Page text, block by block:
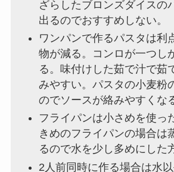
ざらしたブロンズダイスの
出るのでおすすめしない。
ワンパンで作るパスタは利
物が減る。コンロが一つし
る。味付けした茹で汁で茹
みやすい。パスタの小麦粉
のでソースが絡みやすくな
フライパンは小さめを使っ
きめのフライパンの場合は
るので水を少し多めにした
2人前同時に作る場合は水